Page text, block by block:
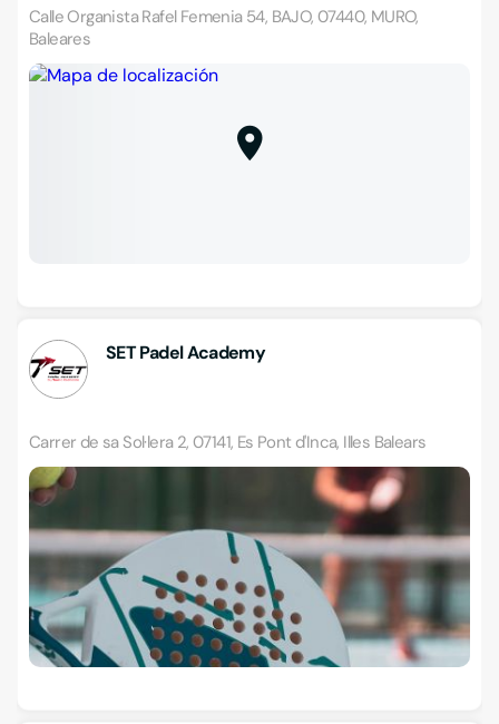
Calle Organista Rafel Femenia 54, BAJO, 07440, MURO,
Baleares
SET Padel Academy
Carrer de sa Sol·lera 2, 07141, Es Pont d'Inca, Illes Balears